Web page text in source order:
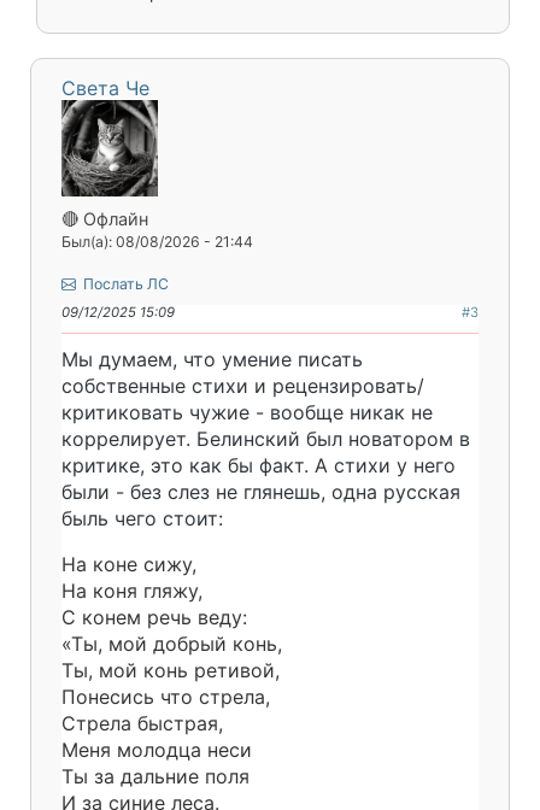
Света Че
🔴 Офлайн
Был(а): 08/08/2026 - 21:44
Послать ЛС
09/12/2025 15:09 #3
Мы думаем, что умение писать
собственные стихи и рецензировать/
критиковать чужие - вообще никак не
коррелирует. Белинский был новатором в
критике, это как бы факт. А стихи у него
были - без слез не глянешь, одна русская
быль чего стоит:
На коне сижу,
На коня гляжу,
С конем речь веду:
«Ты, мой добрый конь,
Ты, мой конь ретивой,
Понесись что стрела,
Стрела быстрая,
Меня молодца неси
Ты за дальние поля
И за синие леса.